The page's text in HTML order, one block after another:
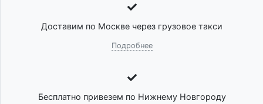
Доставим по Москве через грузовое такси
Подробнее
Бесплатно привезем по Нижнему Новгороду